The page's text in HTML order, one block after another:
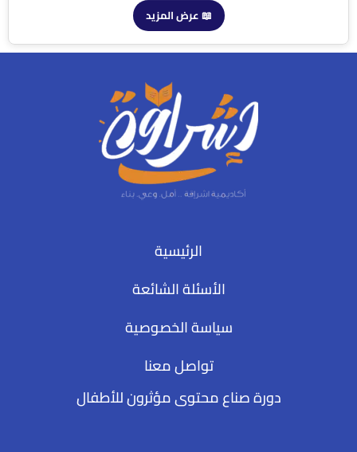
📖 عرض المزيد
الرئيسية
الأسئلة الشائعة
سياسة الخصوصية
تواصل معنا
دورة صناع محتوى مؤثرون للأطفال